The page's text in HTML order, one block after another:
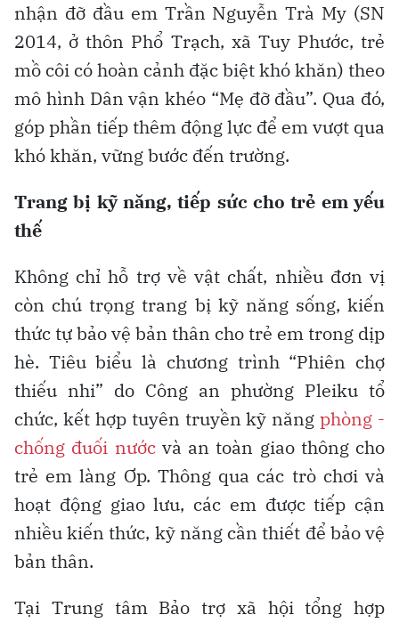
nhận đỡ đầu em Trần Nguyễn Trà My (SN
2014, ở thôn Phổ Trạch, xã Tuy Phước, trẻ
mồ côi có hoàn cảnh đặc biệt khó khăn) theo
mô hình Dân vận khéo “Mẹ đỡ đầu”. Qua đó,
góp phần tiếp thêm động lực để em vượt qua
khó khăn, vững bước đến trường.
Trang bị kỹ năng, tiếp sức cho trẻ em yếu
thế
Không chỉ hỗ trợ về vật chất, nhiều đơn vị
còn chú trọng trang bị kỹ năng sống, kiến
thức tự bảo vệ bản thân cho trẻ em trong dịp
hè. Tiêu biểu là chương trình “Phiên chợ
thiếu nhi” do Công an phường Pleiku tổ
chức, kết hợp tuyên truyền kỹ năngphòng -
chống đuối nướcvà an toàn giao thông cho
trẻ em làng Ơp. Thông qua các trò chơi và
hoạt động giao lưu, các em được tiếp cận
nhiều kiến thức, kỹ năng cần thiết để bảo vệ
bản thân.
Tại Trung tâm Bảo trợ xã hội tổng hợp